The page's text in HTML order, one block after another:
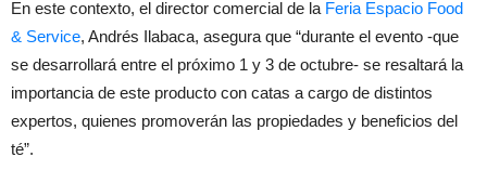
En este contexto, el director comercial de la Feria Espacio Food
& Service, Andrés Ilabaca, asegura que “durante el evento -que
se desarrollará entre el próximo 1 y 3 de octubre- se resaltará la
importancia de este producto con catas a cargo de distintos
expertos, quienes promoverán las propiedades y beneficios del
té”.